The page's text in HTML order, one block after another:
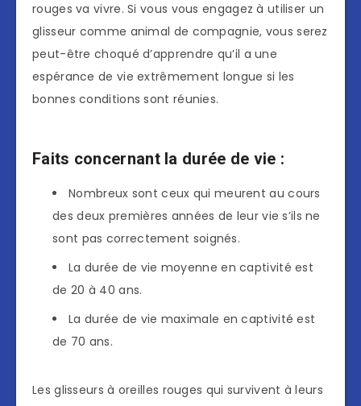
rouges va vivre. Si vous vous engagez à utiliser un
glisseur comme animal de compagnie, vous serez
peut-être choqué d’apprendre qu’il a une
espérance de vie extrêmement longue si les
bonnes conditions sont réunies.
Faits concernant la durée de vie :
Nombreux sont ceux qui meurent au cours
des deux premières années de leur vie s’ils ne
sont pas correctement soignés.
La durée de vie moyenne en captivité est
de 20 à 40 ans.
La durée de vie maximale en captivité est
de 70 ans.
Les glisseurs à oreilles rouges qui survivent à leurs